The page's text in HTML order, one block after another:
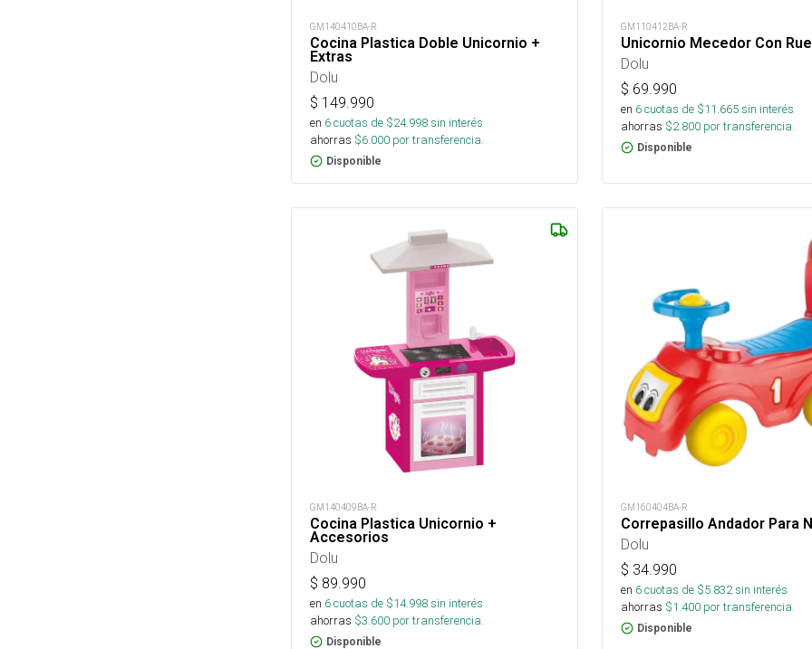
GM140410BA-R
Cocina Plastica Doble Unicornio +
Extras
Dolu
$ 149.990
en 6cuotas de $24.998sin interés
ahorras $6.000 por transferencia.
Disponible
GM110412BA-R
Unicornio Mecedor Con
Dolu
$ 69.990
en 6cuotas de $11.665sin interés
ahorras $2.800por transferencia.
Disponible
GM140409BA-R
Cocina Plastica Unicornio +
Accesorios
Dolu
$ 89.990
en 6cuotas de $14.998sin interés
ahorras $3.600 por transferencia.
Disponible
GM160404BA-R
Correpasillo Andador Para
Dolu
$ 34.990
en 6cuotas de $5.832sin interés
ahorras $1.400por transferencia.
Disponible